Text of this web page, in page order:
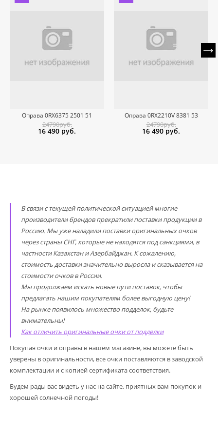
Оправа 0RX6375 2501 51
24790руб.
16 490 руб.
Оправа 0RX2210V 8381 53
24790руб.
16 490 руб.
В связи с текущей политической ситуацией многие
производители брендов прекратили поставки продукции в
Россию. Мы уже наладили поставки оригинальных очков
через страны СНГ, которые не находятся под санкциями, в
частности Казахстан и Азербайджан. К сожалению,
стоимость доставки значительно выросла и сказывается на
стоимости очков в России.
Мы продолжаем искать новые пути поставок, чтобы
предлагать нашим покупателям более выгодную цену!
На рынке появилось множество подделок, будьте
внимательны!
Как отличить оригинальные очки от подделки
Покупая очки и оправы в нашем магазине, вы можете быть
уверены в оригинальности, все очки поставляются в заводской
комплектации и с копией сертификата соответствия.
Будем рады вас видеть у нас на сайте, приятных вам покупок и
хорошей солнечной погоды!